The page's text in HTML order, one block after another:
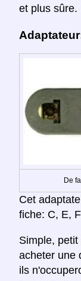
et plus sûre.
De
Cet
fiche: C, E,
Simple,
acheter une
ils